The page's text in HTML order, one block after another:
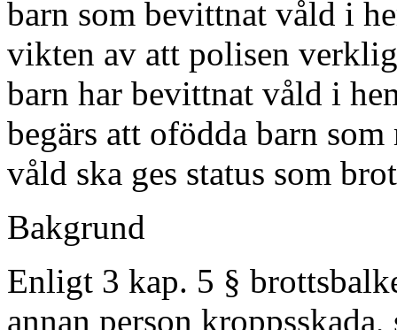
barn som bevittnat våld i
vikten av att polisen
barn har bevittnat våld i
begärs att ofödda barn
våld ska ges status som
Bakgrund
Enligt 3 kap. 5 §
annan person